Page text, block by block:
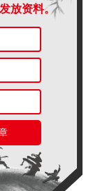
放资料。